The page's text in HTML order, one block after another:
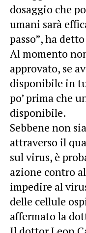
dosaggio che
umani sarà
passo”, ha
Al momento
approvato, se
disponibile in
po’ prima che
disponibile.
Sebbene non
attraverso il
sul virus, è
azione contro
impedire al
delle cellule
affermato la